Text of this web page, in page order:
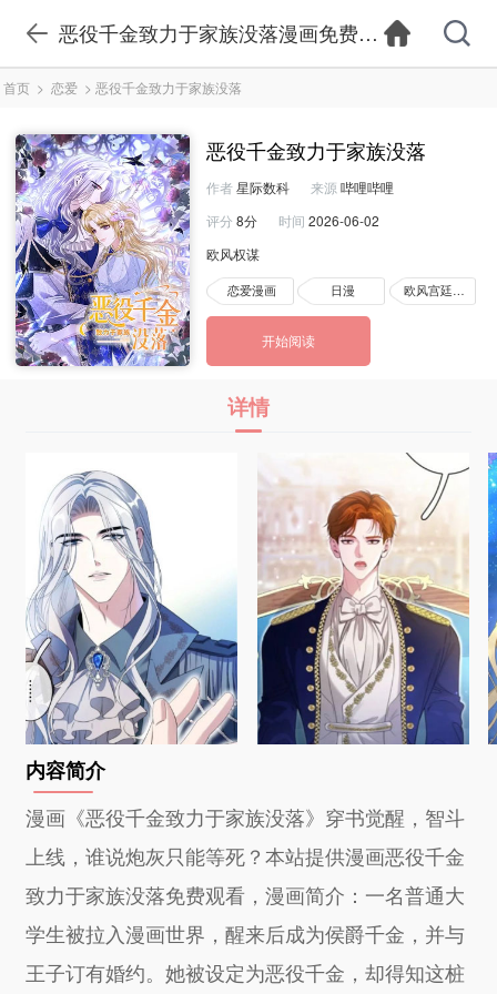
恶役千金致力于家族没落漫画免费观看-恶役千金
首页 > 恋爱 > 恶役千金致力于家族没落
恶役千金致力于家族没落
作者 星际数科 来源 哔哩哔哩
评分 8分 时间 2026-06-02
欧风权谋
恋爱漫画 日漫 欧风宫廷漫画
开始阅读
详情
内容简介
漫画《恶役千金致力于家族没落》穿书觉醒，智斗
上线，谁说炮灰只能等死？本站提供漫画恶役千金
致力于家族没落免费观看，漫画简介：一名普通大
学生被拉入漫画世界，醒来后成为侯爵千金，并与
王子订有婚约。她被设定为恶役千金，却得知这桩